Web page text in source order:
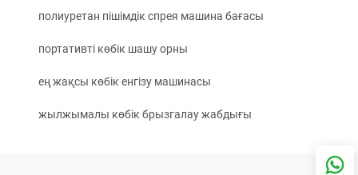
полиуретан пішімдік спрея машина бағасы
портативті көбік шашу орны
ең жақсы көбік енгізу машинасы
жылжымалы көбік брызгалау жабдығы